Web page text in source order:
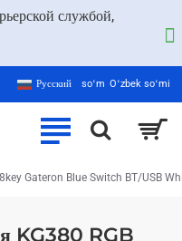
службой,
Русский soʻm Oʻzbek soʻmi
KG380 RGB
Gateron Blue Switch BT/USB